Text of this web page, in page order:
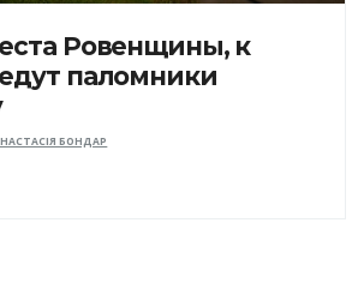
Ровенщины, к
паломники
БОНДАР